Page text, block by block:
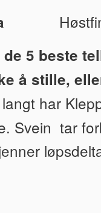
5 beste
å stille,
har
Svein tar